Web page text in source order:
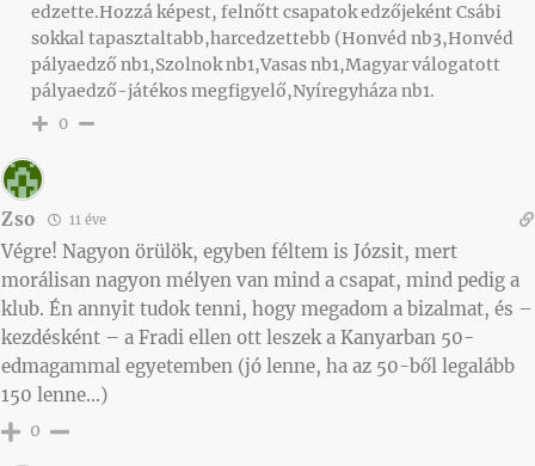
edzette.Hozzá képest, felnőtt csapatok edzőjeként Csábi
sokkal tapasztaltabb,harcedzettebb (Honvéd nb3,Honvéd
pályaedző nb1,Szolnok nb1,Vasas nb1,Magyar válogatott
pályaedző-játékos megfigyelő,Nyíregyháza nb1.
0
Zso 11 éve
Végre! Nagyon örülök, egyben féltem is Józsit, mert
morálisan nagyon mélyen van mind a csapat, mind pedig a
klub. Én annyit tudok tenni, hogy megadom a bizalmat, és –
kezdésként – a Fradi ellen ott leszek a Kanyarban 50-
edmagammal egyetemben (jó lenne, ha az 50-ből legalább
150 lenne…)
0